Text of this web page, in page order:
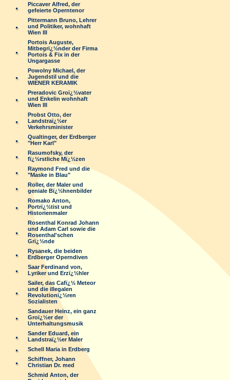
Piccaver Alfred, der
gefeierte Operntenor
Pittermann Bruno, Lehrer
und Politiker, wohnhaft
Wien III
Portois Auguste,
Mitbegrï¿½nder der Firma
Portois & Fix in der
Ungargasse
Powolny Michael, der
Jugendstil und die
WIENER KERAMIK
Preradovic Groï¿½vater
und Enkelin wohnhaft
Wien III
Probst Otto, der
Landstraï¿½er
Verkehrsminister
Qualtinger, der Erdberger
"Herr Karl"
Rasumofsky, der
fï¿½rstliche Mï¿½zen
Raymond Fred und die
"Maske in Blau"
Roller, der Maler und
geniale Bï¿½hnenbilder
Romako Anton,
Portrï¿½tist und
Historienmaler
Rosenthal Konrad Johann
und Adam Carl sowie die
Rosenthal'schen
Grï¿½nde
Rysanek, die beiden
Erdberger Operndiven
Saar Ferdinand von,
Lyriker und Erzï¿½hler
Sailer, das Cafï¿½ Meteor
und die illegalen
Revolutionï¿½ren
Sozialisten
Sandauer Heinz, ein ganz
Groï¿½er der
Unterhaltungsmusik
Sander Eduard, ein
Landstraï¿½er Maler
Schell Maria in Erdberg
Schiffner, Johann
Christian Dr. med
Schmid Anton, der